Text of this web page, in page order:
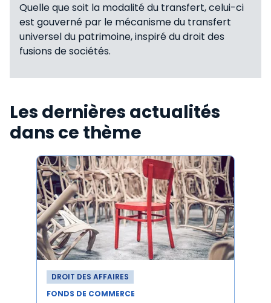
Quelle que soit la modalité du transfert, celui-ci
est gouverné par le mécanisme du transfert
universel du patrimoine, inspiré du droit des
fusions de sociétés.
Les dernières actualités
dans ce thème
DROIT DES AFFAIRES
FONDS DE COMMERCE